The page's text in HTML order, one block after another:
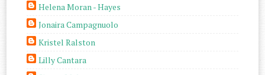
Helena Moran - Hayes
Jonaira Campagnuolo
Kristel Ralston
Lilly Cantara